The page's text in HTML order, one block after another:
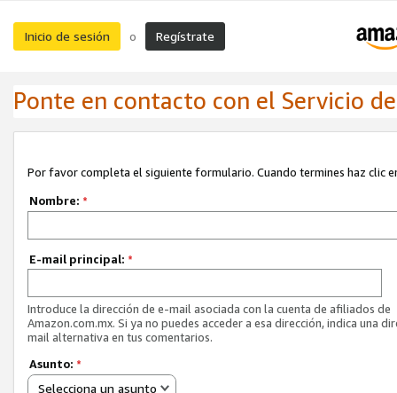
Inicio de sesión o Regístrate
Ponte en contacto con el Servicio
Por favor completa el siguiente formulario. Cuando termines haz clic
Nombre: *
E-mail principal: *
Introduce la dirección de e-mail asociada con la cuenta de afiliados de
Amazon.com.mx. Si ya no puedes acceder a esa dirección, indica una
mail alternativa en tus comentarios.
Asunto: *
Selecciona un asunto